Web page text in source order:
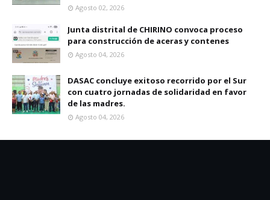
Agosto 02, 2026
Junta distrital de CHIRINO convoca proceso
para construcción de aceras y contenes
Agosto 04, 2026
DASAC concluye exitoso recorrido por el Sur
con cuatro jornadas de solidaridad en favor
de las madres.
Agosto 04, 2026